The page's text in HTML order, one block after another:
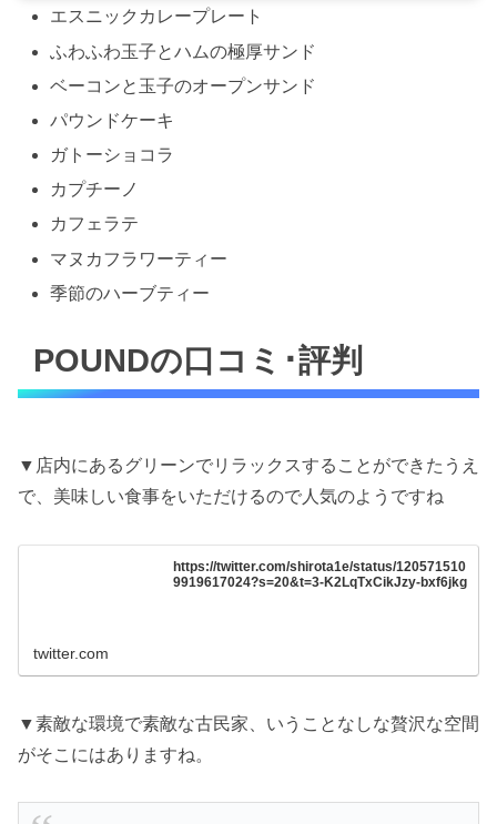
エスニックカレープレート
ふわふわ玉子とハムの極厚サンド
ベーコンと玉子のオープンサンド
パウンドケーキ
ガトーショコラ
カプチーノ
カフェラテ
マヌカフラワーティー
季節のハーブティー
POUNDの口コミ･評判
▼店内にあるグリーンでリラックスすることができたうえ
で、美味しい食事をいただけるので人気のようですね
https://twitter.com/shirota1e/status/120571510
9919617024?s=20&t=3-K2LqTxCikJzy-bxf6jkg
twitter.com
▼素敵な環境で素敵な古民家、いうことなしな贅沢な空間
がそこにはありますね。